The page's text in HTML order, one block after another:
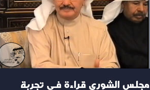
مجلس الشورى قراءة في تجربة